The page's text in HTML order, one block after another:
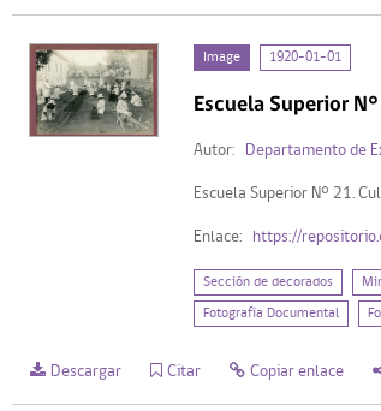
Image 1920-01-01
Escuela Superior
Autor: Departamento de
Escuela Superior N° 21.
Enlace: https://
Sección de decorados
Fotografía Documental
Descargar Citar Copiar enlace